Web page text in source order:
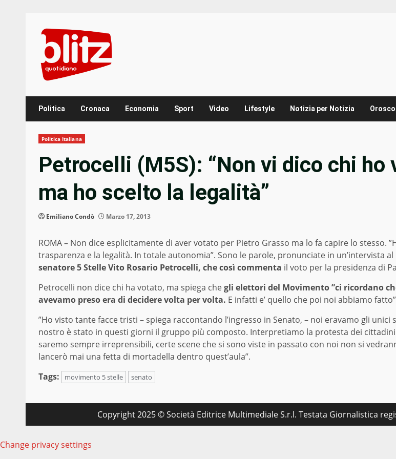
content
Politica Cronaca Economia Sport Video Lifestyle Notizia per Notizia
Politica Italiana
Petrocelli (M5S): “Non vi dico chi ho
ma ho scelto la legalità”
Emiliano Condò Marzo 17, 2013
ROMA – Non dice esplicitamente di aver votato per Pietro Grasso ma lo fa capire lo stesso.
trasparenza e la legalità. In totale autonomia”. Sono le parole, pronunciate in un’intervista al
senatore 5 Stelle Vito Rosario Petrocelli, che così commenta il voto per la presidenza di
Petrocelli non dice chi ha votato, ma spiega chegli elettori del Movimento ”ci ricordano
avevamo preso era di decidere volta per volta. E infatti e’ quello che poi noi abbiamo
”Ho visto tante facce tristi – spiega raccontando l’ingresso in Senato, – noi eravamo gli unici
nostro è stato in questi giorni il gruppo più composto. Interpretiamo la protesta dei
saremo sempre irreprensibili, certe scene che si sono viste in passato con noi non si
lancerò mai una fetta di mortadella dentro quest’aula”.
Tags:
movimento 5 stelle senato
Copyright 2025 © Società Editrice Multimediale S.r.l. Testata Giornalistica
Change privacy settings